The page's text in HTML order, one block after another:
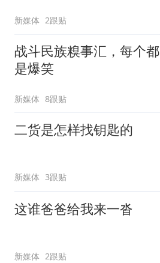
新媒体 2跟贴
战斗民族糗事汇，每个都
是爆笑
新媒体 8跟贴
二货是怎样找钥匙的
新媒体 3跟贴
这谁爸爸给我来一沓
新媒体 2跟贴